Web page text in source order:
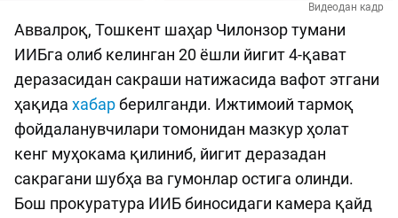
Видеодан кадр
Аввалроқ, Тошкент шаҳар Чилонзор тумани
ИИБга олиб келинган 20 ёшли йигит 4-қават
деразасидан сакраши натижасида вафот этгани
ҳақида хабарберилганди. Ижтимоий тармоқ
фойдаланувчилари томонидан мазкур ҳолат
кенг муҳокама қилиниб, йигит деразадан
сакрагани шубҳа ва гумонлар остига олинди.
Бош прокуратура ИИБ биносидаги камера қайд